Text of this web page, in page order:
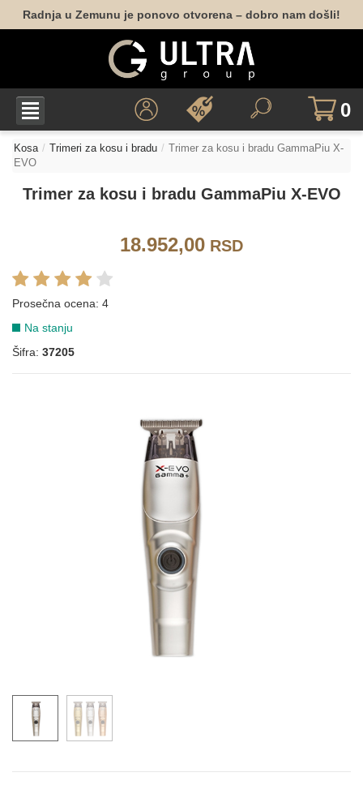
Radnja u Zemunu je ponovo otvorena – dobro nam došli!
0
Kosa Trimeri za kosu i bradu
Trimer za kosu i bradu GammaPiu X-
EVO
Trimer za kosu i bradu GammaPiu X-EVO
18.952,00 RSD
Prosečna ocena: 4
Na stanju
Šifra: 37205